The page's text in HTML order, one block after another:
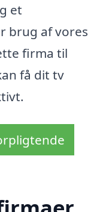
et
brug af vores
firma til
få dit tv